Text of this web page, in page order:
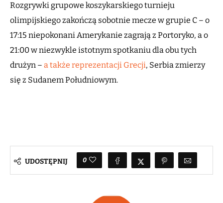
Rozgrywki grupowe koszykarskiego turnieju
olimpijskiego zakończą sobotnie mecze w grupie C – o
17:15 niepokonani Amerykanie zagrają z Portoryko, a o
21:00 w niezwykle istotnym spotkaniu dla obu tych
drużyn – a także reprezentacji Grecji, Serbia zmierzy
się z Sudanem Południowym.
UDOSTĘPNIJ 0